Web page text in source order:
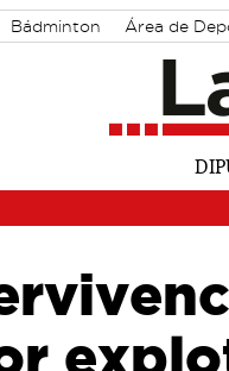
Bádminton Área de